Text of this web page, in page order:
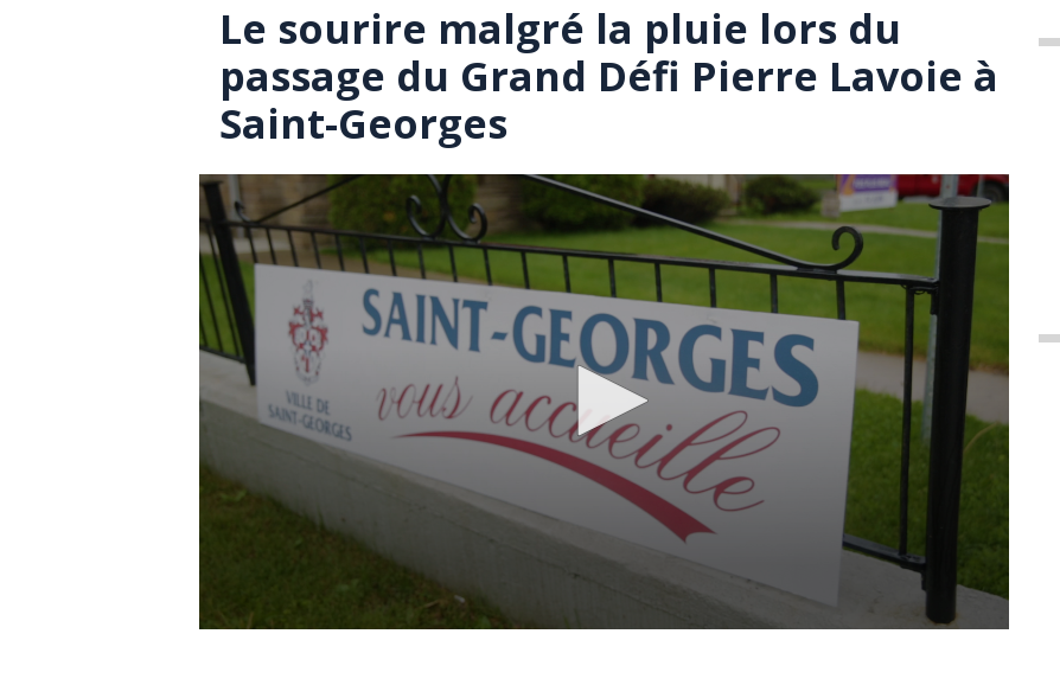
Le sourire malgré la pluie lors du
passage du Grand Défi Pierre Lavoie à
Saint-Georges